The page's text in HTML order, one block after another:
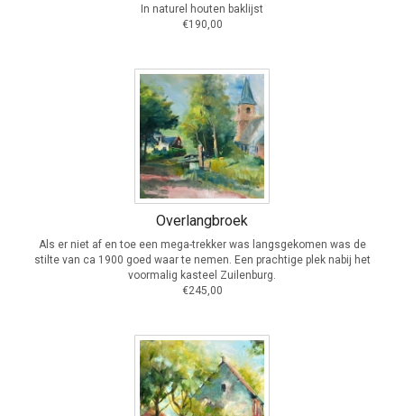
In naturel houten baklijst
€190,00
Overlangbroek
Als er niet af en toe een mega-trekker was langsgekomen was de
stilte van ca 1900 goed waar te nemen. Een prachtige plek nabij het
voormalig kasteel Zuilenburg.
€245,00